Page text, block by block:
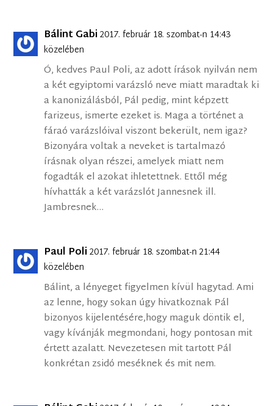
Bálint Gabi2017. február 18. szombat-n 14:43
közelében
Ó, kedves Paul Poli, az adott írások nyilván nem
a két egyiptomi varázsló neve miatt maradtak ki
a kanonizálásból, Pál pedig, mint képzett
farizeus, ismerte ezeket is. Maga a történet a
fáraó varázslóival viszont bekerült, nem igaz?
Bizonyára voltak a neveket is tartalmazó
írásnak olyan részei, amelyek miatt nem
fogadták el azokat ihletettnek. Ettől még
hívhatták a két varázslót Jannesnek ill.
Jambresnek…
Paul Poli2017. február 18. szombat-n 21:44
közelében
Bálint, a lényeget figyelmen kívül hagytad. Ami
az lenne, hogy sokan úgy hivatkoznak Pál
bizonyos kijelentésére,hogy maguk döntik el,
vagy kívánják megmondani, hogy pontosan mit
értett azalatt. Nevezetesen mit tartott Pál
konkrétan zsidó meséknek és mit nem.